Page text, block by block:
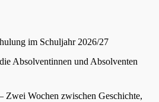
im Schuljahr 2026/27
Absolventinnen und Absolventen
Zwei Wochen zwischen Geschichte,